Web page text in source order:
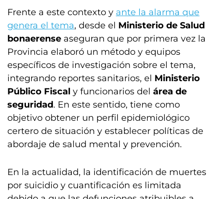
Frente a este contexto y ante la alarma que
genera el tema, desde el Ministerio de Salud
bonaerense aseguran que por primera vez la
Provincia elaboró un método y equipos
específicos de investigación sobre el tema,
integrando reportes sanitarios, el Ministerio
Público Fiscal y funcionarios del área de
seguridad. En este sentido, tiene como
objetivo obtener un perfil epidemiológico
certero de situación y establecer políticas de
abordaje de salud mental y prevención.
En la actualidad, la identificación de muertes
por suicidio y cuantificación es limitada